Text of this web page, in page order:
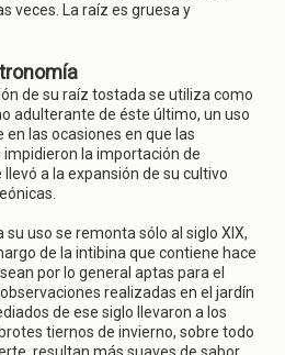
veces. La raíz es gruesa y
de su raíz tostada se utiliza como
adulterante de éste último, un uso
las ocasiones en que las
la importación de
a la expansión de su cultivo
uso se remonta sólo al siglo XIX,
de la intibina que contiene hace
por lo general aptas para el
realizadas en el jardín
de ese siglo llevaron a los
tiernos de invierno, sobre todo